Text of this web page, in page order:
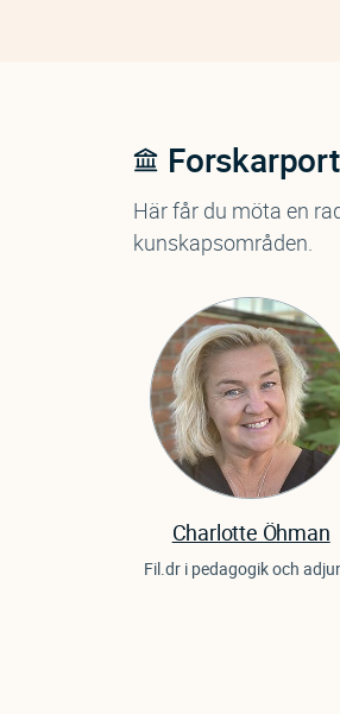
Här får du möta en
kunskapsområden.
Charlotte Öhman
Fil.dr i pedagogik och